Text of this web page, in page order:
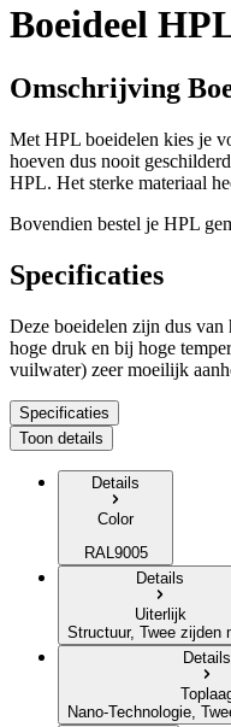
Boeideel
Omschrijving
Met HPL boeidelen kies je
hoeven dus nooit
HPL. Het sterke materiaal
Bovendien bestel je HPL
Specificaties
Deze boeidelen zijn dus van
hoge druk en bij hoge
vuilwater) zeer moeilijk
Specificaties
Toon details
Details
Color
RAL9005
Details
Uiterlijk
Structuur, Twee zijden
Details
Nano-Technologie,